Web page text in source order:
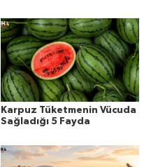
Karpuz Tüketmenin Vücuda
Sağladığı 5 Fayda